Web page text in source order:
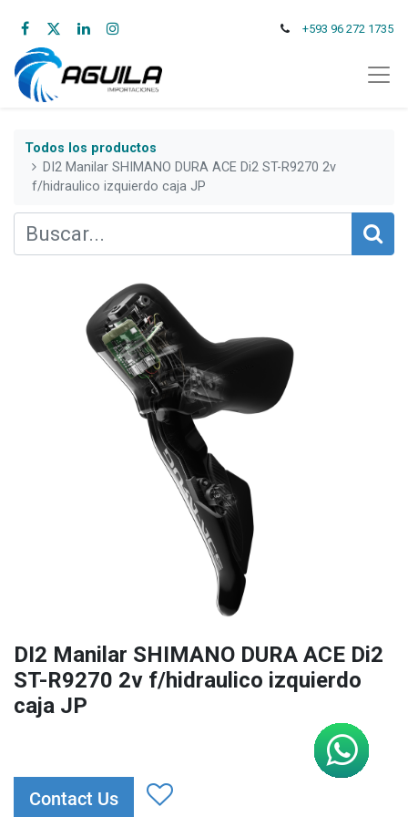
+593 96 272 1735
Todos los productos
DI2 Manilar SHIMANO DURA ACE Di2 ST-R9270 2v
f/hidraulico izquierdo caja JP
DI2 Manilar SHIMANO DURA ACE Di2
ST-R9270 2v f/hidraulico izquierdo
caja JP
Contact Us